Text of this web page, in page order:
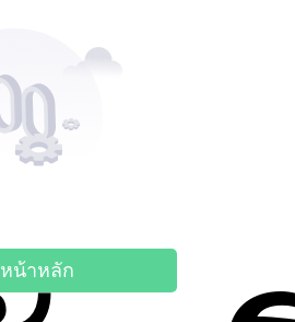
น้าหลัก